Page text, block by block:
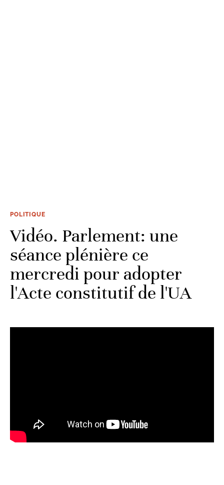
POLITIQUE
Vidéo. Parlement: une
séance plénière ce
mercredi pour adopter
l'Acte constitutif de l'UA